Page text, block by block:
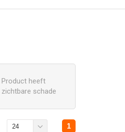
Product heeft
zichtbare schade
1
24